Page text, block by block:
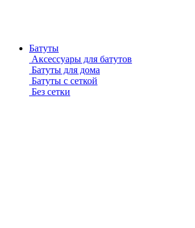
Батуты
Аксессуары для батутов
Батуты для дома
Батуты с сеткой
Без сетки